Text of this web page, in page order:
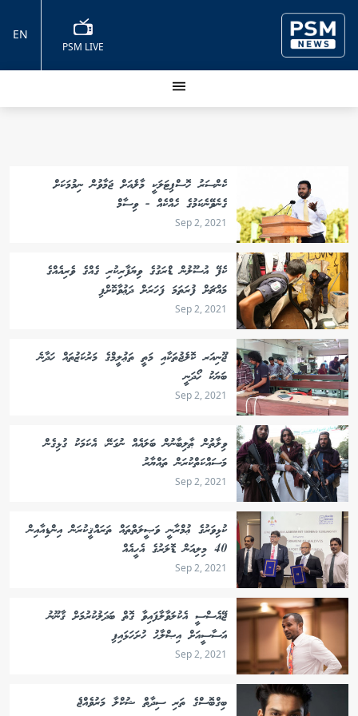
PSM LIVE
EN
ކެންސަރު ހޮސްޕިޓަލަކީ މާލެއަށް ޖަމާވުން ނިމުމަކަށް
ގެނެވޭނެކަމުގެ ހެއްކެއް - ވިސާމް
Sep 2, 2021
ކެފޭ އުސޫލުން ޑްރަގުގެ ވިޔަފާރިކުރި ގެއްގެ ވެރިއެއްގެ
މައްޗަށް ފުރަތަމަ ފަހަރަށް ދަޢުވާކޮށްފި
Sep 2, 2021
ޖޫނިއަރ ކޮލެޖުތަކާއި މަތީ ތަޢުލީމްގެ މަރުކަޒުތައް ހަދާނެ
ބަޔަކު ހޯދަނީ
Sep 2, 2021
ވިލާތުން ޠާލިބާނުން ބަލައެއް ނުގަނޭ، އެކަމަކު ގުޅިގެން
މަސައްކަތްކުރަން ތައްޔާރު
Sep 2, 2021
ކުޅިވަރުގެ ޢުމްރާނީ ވަޞީލަތްތައް ތަރައްޤީކުރަން އިންޑިއާއިން
40 މިލިއަން ޑޮލަރުގެ އެހީއެއް
Sep 2, 2021
ޖޭއެސްސީ އެކުލަވާލާފައިވާ ގޮތް ބަދަލުކުރުމަށް ޤާނޫނު
އަސާސީއަށް އިޞްލާޙު ހުށަހަޅައިފި
Sep 2, 2021
ބިގްބޮސްގެ ތަރި ސިދާތް ޝުކްލާ މަރުވެއްޖެ